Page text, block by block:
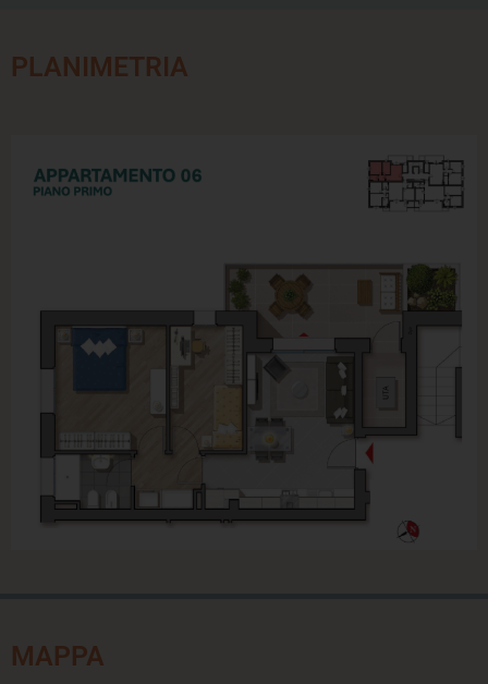
PLANIMETRIA
MAPPA